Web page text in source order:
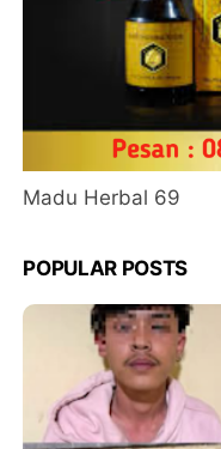
Madu Herbal 69
POPULAR POSTS